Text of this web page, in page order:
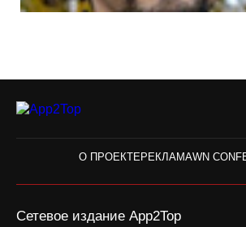
О ПРОЕКТЕРЕКЛАМАWN
Сетевое издание App2Top